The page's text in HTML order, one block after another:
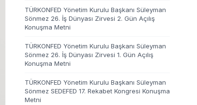
TÜRKONFED Yönetim Kurulu Başkanı Süleyman
Sönmez 26. İş Dünyası Zirvesi 2. Gün Açılış
Konuşma Metni
TÜRKONFED Yönetim Kurulu Başkanı Süleyman
Sönmez 26. İş Dünyası Zirvesi 1. Gün Açılış
Konuşma Metni
TÜRKONFED Yönetim Kurulu Başkanı Süleyman
Sönmez SEDEFED 17. Rekabet Kongresi Konuşma
Metni